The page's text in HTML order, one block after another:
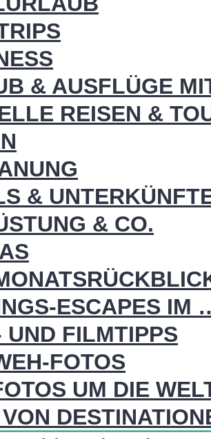
& AUSFLÜGE
REISEN &
&
& CO.
ESCAPES IM
UND FILMTIPPS
FOTOS
UM DIE